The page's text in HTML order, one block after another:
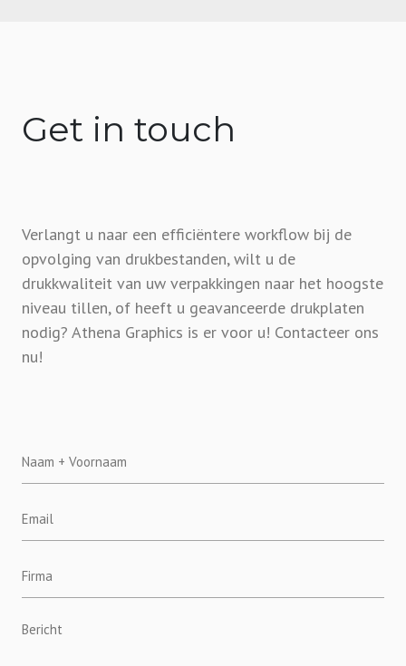
Get in touch
Verlangt u naar een efficiëntere workflow bij de
opvolging van drukbestanden, wilt u de
drukkwaliteit van uw verpakkingen naar het hoogste
niveau tillen, of heeft u geavanceerde drukplaten
nodig? Athena Graphics is er voor u! Contacteer ons
nu!
name
Untitled